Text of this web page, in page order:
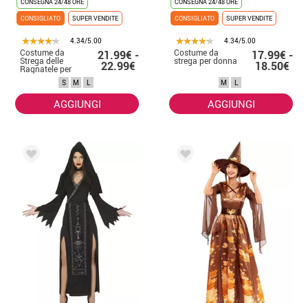
CONSEGNA 24/48 ORE
CONSIGLIATO
SUPER VENDITE
4.34/5.00
Costume da
Strega delle
Ragnatele per
donna
21.99€ -
22.99€
S M L
AGGIUNGI
CONSEGNA 24/48 ORE
CONSIGLIATO
SUPER VENDITE
4.34/5.00
Costume da
strega per donna 17.99€ -
18.50€
M L
AGGIUNGI